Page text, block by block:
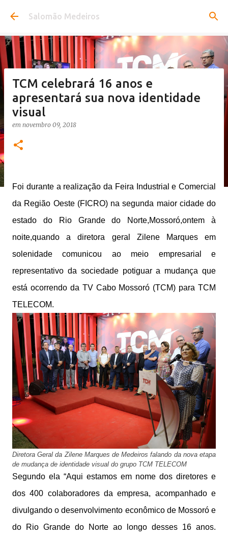
Pular para o conteúdo principal
Salomão Medeiros
TCM celebrará 16 anos e
apresentará sua nova identidade
visual
em novembro 09, 2018
Foi durante a realização da Feira Industrial e Comercial
da Região Oeste (FICRO) na segunda maior cidade do
estado do Rio Grande do Norte,Mossoró,ontem à
noite,quando a diretora geral Zilene Marques em
solenidade comunicou ao meio empresarial e
representativo da sociedade potiguar a mudança que
está ocorrendo da TV Cabo Mossoró (TCM) para TCM
TELECOM.
Diretora Geral da Zilene Marques de Medeiros falando da nova etapa
de mudança de identidade visual do grupo TCM TELECOM
Segundo ela “Aqui estamos em nome dos diretores e
dos 400 colaboradores da empresa, acompanhado e
divulgando o desenvolvimento econômico de Mossoró e
do Rio Grande do Norte ao longo desses 16 anos.